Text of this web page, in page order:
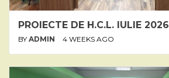
PROIECTE DE H.C.L. IULIE 2026
BY ADMIN 4 WEEKS AGO